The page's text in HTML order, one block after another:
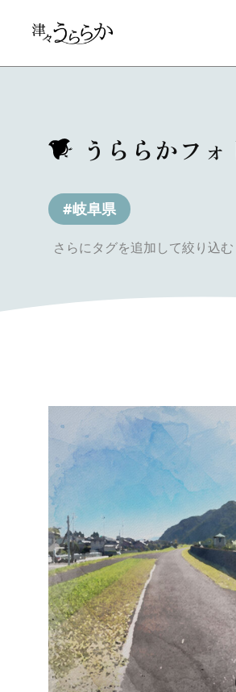
うららかフ
#岐阜県
さらにタグを追加して絞り込む